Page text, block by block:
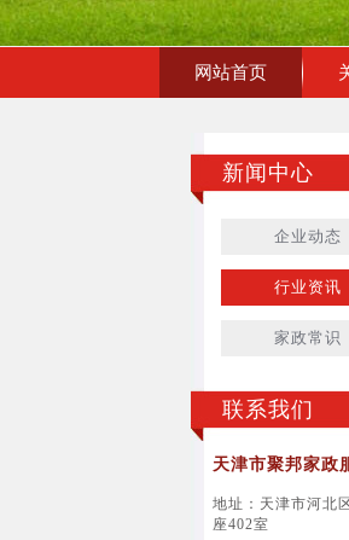
网站首页
新闻中心
企业动态
行业资讯
家政常识
联系我们
天津市聚邦家政
地址：天津市河北
座402室